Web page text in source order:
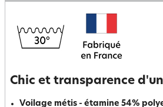
Chic et transparence
Voilage métis - étamine 54%